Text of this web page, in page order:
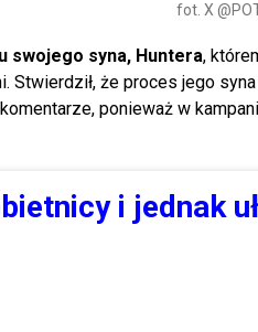
fot. X
swojego syna, Huntera,
że proces jego syna
ponieważ w
i jednak